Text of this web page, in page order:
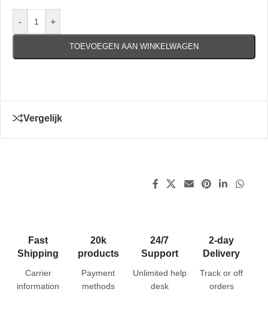
- +
TOEVOEGEN AAN WINKELWAGEN
Vergelijk
Fast
Shipping
Carrier
information
20k
products
Payment
methods
24/7
Support
Unlimited help
desk
2-day
Delivery
Track or off
orders